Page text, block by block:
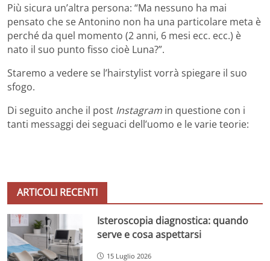
Più sicura un’altra persona: “Ma nessuno ha mai
pensato che se Antonino non ha una particolare meta è
perché da quel momento (2 anni, 6 mesi ecc. ecc.) è
nato il suo punto fisso cioè Luna?”.
Staremo a vedere se l’hairstylist vorrà spiegare il suo
sfogo.
Di seguito anche il post Instagram in questione con i
tanti messaggi dei seguaci dell’uomo e le varie teorie:
ARTICOLI RECENTI
Isteroscopia diagnostica: quando
serve e cosa aspettarsi
15 Luglio 2026